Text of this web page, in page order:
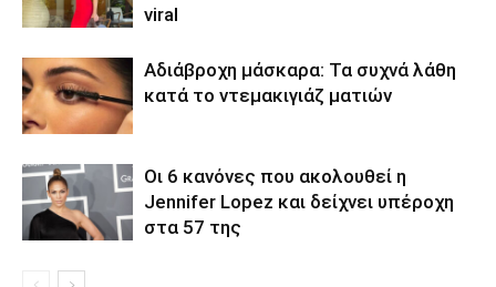
viral
Αδιάβροχη μάσκαρα: Τα συχνά λάθη
κατά το ντεμακιγιάζ ματιών
Οι 6 κανόνες που ακολουθεί η
Jennifer Lopez και δείχνει υπέροχη
στα 57 της